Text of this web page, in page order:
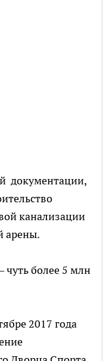
документации,
канализации
арены.
чуть более 5 млн
2017 года